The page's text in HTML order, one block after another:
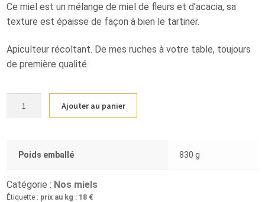
Ce miel est un mélange de miel de fleurs et d’acacia, sa
texture est épaisse de façon à bien le tartiner.
Apiculteur récoltant. De mes ruches à votre table, toujours
de première qualité.
fleurs
Ajouter au panier
Poids emballé 830 g
Catégorie : Nos miels
Étiquette : prix au kg : 18 €